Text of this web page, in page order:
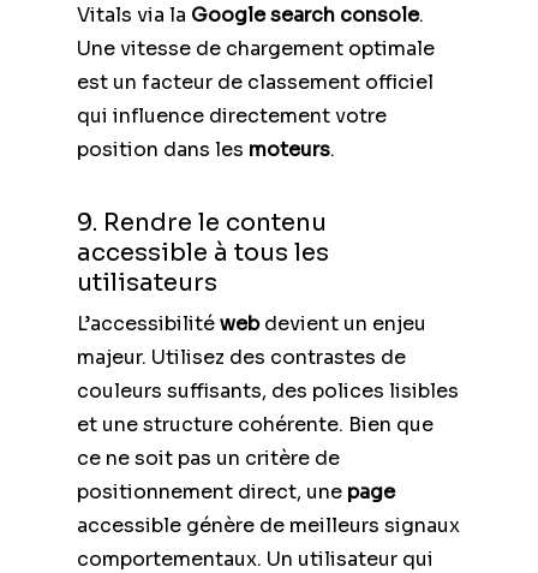
Vitals via la Google search console.
Une vitesse de chargement optimale
est un facteur de classement officiel
qui influence directement votre
position dans les moteurs.
9. Rendre le contenu
accessible à tous les
utilisateurs
L’accessibilitéwebdevient un enjeu
majeur. Utilisez des contrastes de
couleurs suffisants, des polices lisibles
et une structure cohérente. Bien que
ce ne soit pas un critère de
positionnement direct, une page
accessible génère de meilleurs signaux
comportementaux. Un utilisateur qui